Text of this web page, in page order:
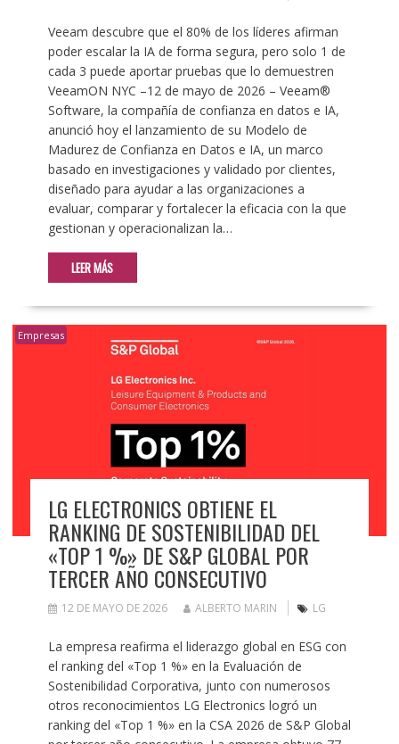
Veeam descubre que el 80% de los líderes afirman
poder escalar la IA de forma segura, pero solo 1 de
cada 3 puede aportar pruebas que lo demuestren
VeeamON NYC –12 de mayo de 2026 – Veeam®
Software, la compañía de confianza en datos e IA,
anunció hoy el lanzamiento de su Modelo de
Madurez de Confianza en Datos e IA, un marco
basado en investigaciones y validado por clientes,
diseñado para ayudar a las organizaciones a
evaluar, comparar y fortalecer la eficacia con la que
gestionan y operacionalizan la…
LEER MÁS
Empresas
LG ELECTRONICS OBTIENE EL
RANKING DE SOSTENIBILIDAD DEL
«TOP 1 %» DE S&P GLOBAL POR
TERCER AÑO CONSECUTIVO
12 DE MAYO DE 2026 ALBERTO MARIN LG
La empresa reafirma el liderazgo global en ESG con
el ranking del «Top 1 %» en la Evaluación de
Sostenibilidad Corporativa, junto con numerosos
otros reconocimientos LG Electronics logró un
ranking del «Top 1 %» en la CSA 2026 de S&P Global